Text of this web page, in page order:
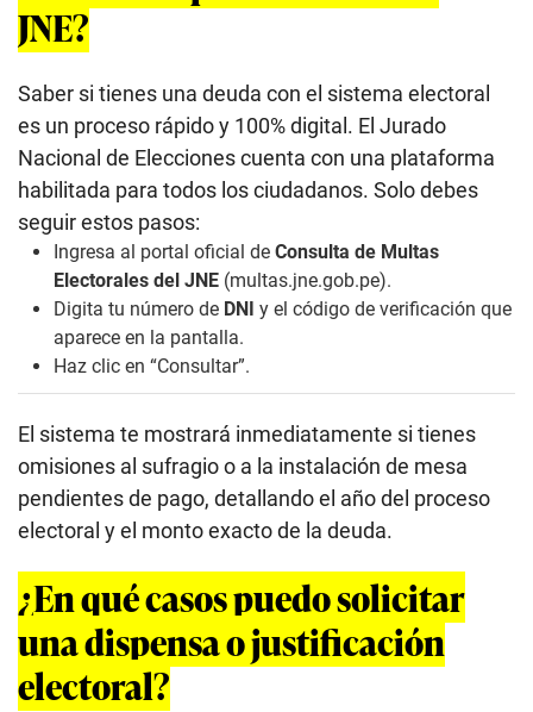
JNE?
Saber si tienes una deuda con el sistema electoral
es un proceso rápido y 100% digital. El Jurado
Nacional de Elecciones cuenta con una plataforma
habilitada para todos los ciudadanos. Solo debes
seguir estos pasos:
Ingresa al portal oficial de Consulta de Multas
Electorales del JNE (multas.jne.gob.pe).
Digita tu número de DNI y el código de verificación que
aparece en la pantalla.
Haz clic en “Consultar”.
El sistema te mostrará inmediatamente si tienes
omisiones al sufragio o a la instalación de mesa
pendientes de pago, detallando el año del proceso
electoral y el monto exacto de la deuda.
¿En qué casos puedo solicitar
una dispensa o justificación
electoral?